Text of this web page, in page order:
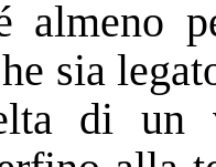
almeno
sia
di un